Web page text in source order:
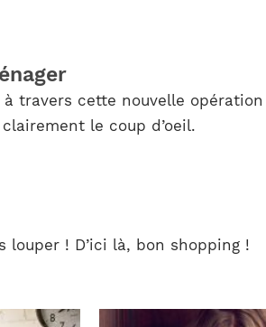
travers cette nouvelle
le coup d’oeil.
! D’ici là, bon shopping !